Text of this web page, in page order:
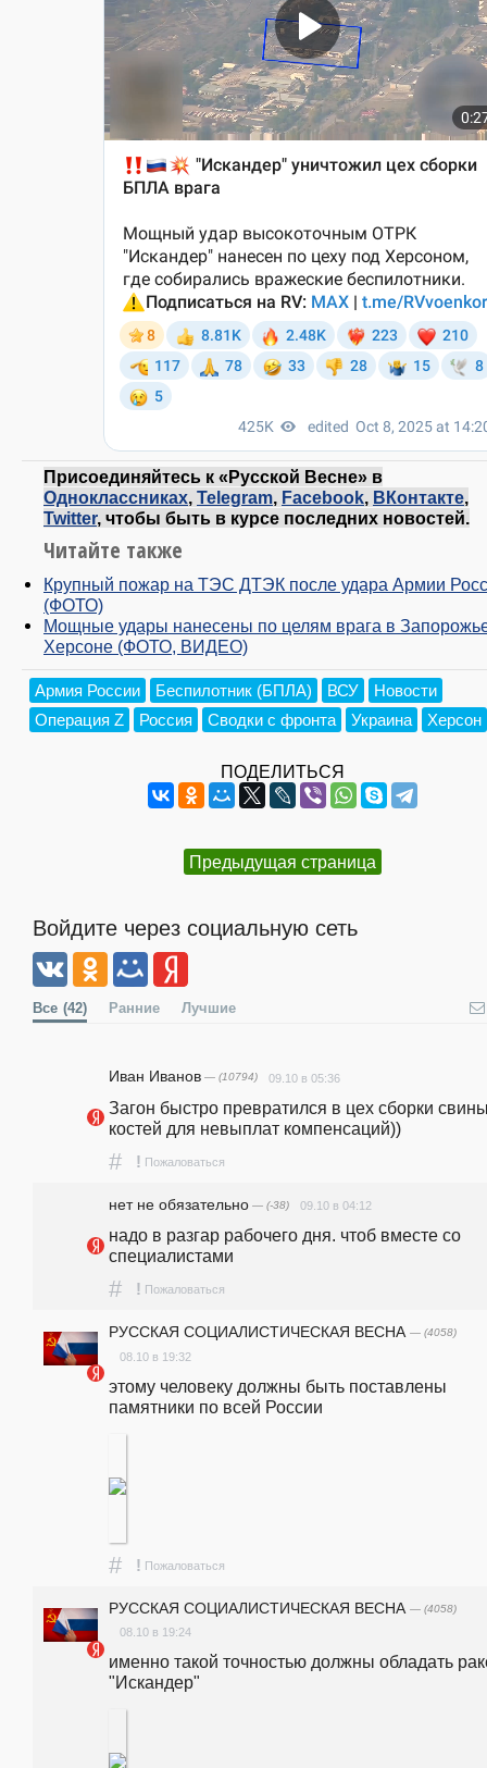
Присоединяйтесь к «Русской Весне» в
Одноклассниках, Telegram, Facebook, ВКонтакте,
Twitter, чтобы быть в курсе последних новостей.
Читайте также
Крупный пожар на ТЭС ДТЭК после удара Армии
(ФОТО)
Мощные удары нанесены по целям врага в
Херсоне (ФОТО, ВИДЕО)
Армия России Беспилотник (БПЛА) ВСУ
Новости
Операция Z
Россия Сводки с фронта Украина Херсон
ПОДЕЛИТЬСЯ
Предыдущая страница
Войдите через социальную сеть
Все (42) Ранние Лучшие
Иван Иванов — (10794) 09.10 в 05:36
Загон быстро превратился в цех сборки
костей для невыплат компенсаций))
# ! Пожаловаться
нет не обязательно — (-38) 09.10 в 04:12
надо в разгар рабочего дня. чтоб вместе со
специалистами
# ! Пожаловаться
РУССКАЯ СОЦИАЛИСТИЧЕСКАЯ ВЕСНА — (4058)
08.10 в 19:32
этому человеку должны быть поставлены
памятники по всей России
# ! Пожаловаться
РУССКАЯ СОЦИАЛИСТИЧЕСКАЯ ВЕСНА — (4058)
08.10 в 19:24
именно такой точностью должны обладать
"Искандер"